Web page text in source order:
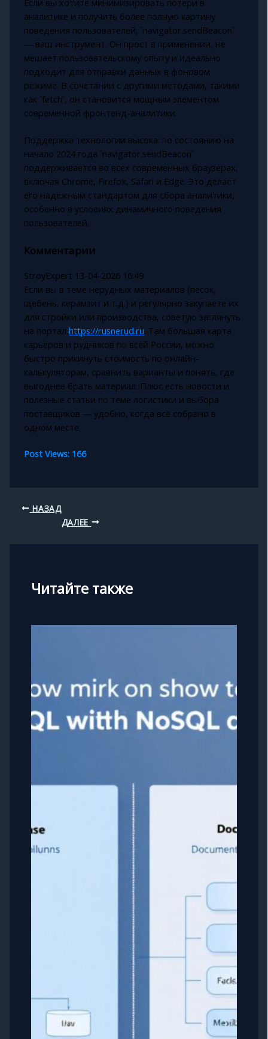
аналитике и получить более полную картину
поведения пользователей, `navigator.sendBeacon`
— ваш инструмент. Он прост в применении, не
мешает пользовательскому опыту и идеально
подходит для отправки данных в фоновом
режиме. В сочетании с другими методами, такими
как `fetch`, он становится мощным элементом
современной фронтенд-аналитики.
Поддержка технологии высока: по состоянию на
начало 2024 года `navigator.sendBeacon`
поддерживается во всех современных браузерах,
включая Chrome, Firefox, Safari и Edge. Это делает
его надёжным стандартом для сбора аналитики,
особенно в условиях динамичного поведения
пользователей.
Комментарии
StroyExpert 13-04-2026 16:49
Если вы в теме нерудных материалов (песок,
щебень, керамзит и т.д.) и регулярно закупаете их
для стройки или производства, советую заглянуть
на портал https://rusnerud.ru. Там большая карта
карьеров и рудников по всей России, можно
быстро прикинуть стоимость по онлайн-
калькуляторам, сравнить варианты и понять, где
выгоднее брать материал. Плюс есть новости и
полезные статьи по теме логистики и выбора
поставщиков — удобно, когда всё собрано в
одном месте.
Post Views: 166
НАЗАД
ДАЛЕЕ
Читайте также